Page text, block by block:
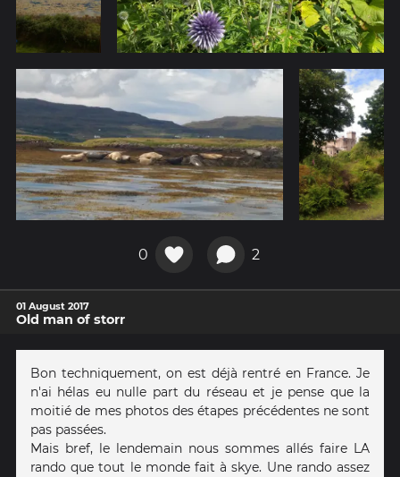
0 2
01 August 2017
Old man of storr
Bon techniquement, on est déjà rentré en France. Je
n'ai hélas eu nulle part du réseau et je pense que la
moitié de mes photos des étapes précédentes ne sont
pas passées.
Mais bref, le lendemain nous sommes allés faire LA
rando que tout le monde fait à skye. Une rando assez